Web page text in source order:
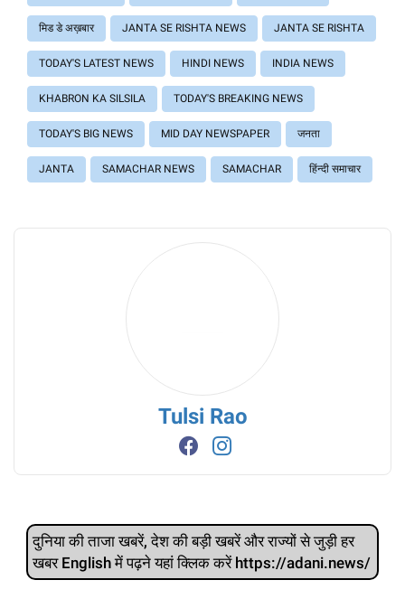
मिड डे अख़बार JANTA SE RISHTA NEWS JANTA SE RISHTA
TODAY'S LATEST NEWS HINDI NEWS INDIA NEWS
KHABRON KA SILSILA TODAY'S BREAKING NEWS
TODAY'S BIG NEWS MID DAY NEWSPAPER जनता
JANTA SAMACHAR NEWS SAMACHAR हिंन्दी समाचार
Tulsi Rao
दुनिया की ताजा खबरें, देश की बड़ी खबरें और राज्‍यों से जुड़ी हर
खबर English में पढ़ने यहां क्लिक करें https://adani.news/